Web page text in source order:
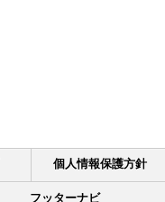
個人情報保護方針
フッターナビ